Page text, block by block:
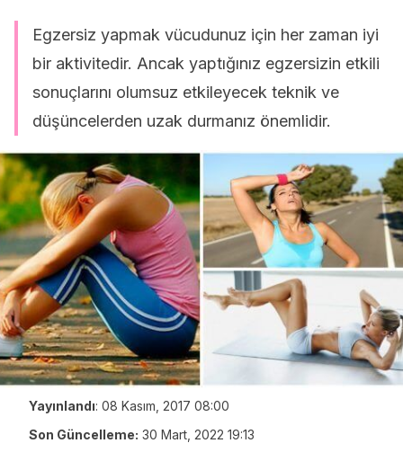
Egzersiz yapmak vücudunuz için her zaman iyi
bir aktivitedir. Ancak yaptığınız egzersizin etkili
sonuçlarını olumsuz etkileyecek teknik ve
düşüncelerden uzak durmanız önemlidir.
Yayınlandı: 08 Kasım, 2017 08:00
Son Güncelleme: 30 Mart, 2022 19:13